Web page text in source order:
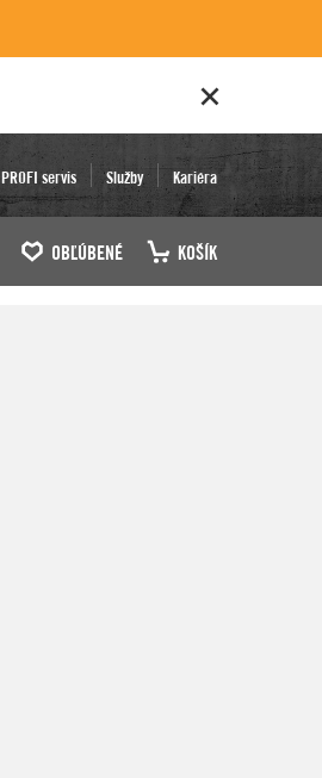
PROFI servis Služby Kariéra
OBĽÚBENÉ KOŠÍK